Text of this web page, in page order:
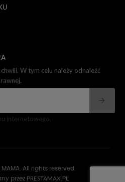
W tym celu należy odnaleźć
internetowego.
MAMA. All rights reserved.
przez PRESTAMAX.PL